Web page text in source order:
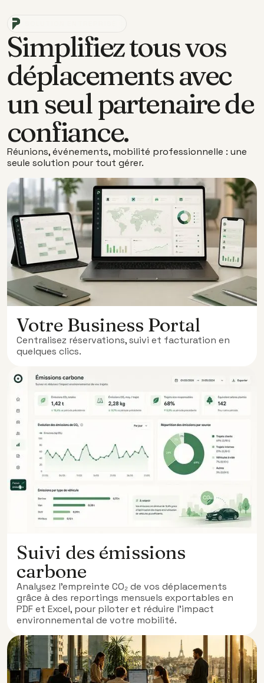
Simplifiez tous vos
déplacements avec
un seul partenaire de
confiance.
Réunions, événements, mobilité professionnelle : une
seule solution pour tout gérer.
Votre Business Portal
Centralisez réservations, suivi et facturation en
quelques clics.
Suivi des émissions
carbone
Analysez l’empreinte CO₂ de vos déplacements
grâce à des reportings mensuels exportables en
PDF et Excel, pour piloter et réduire l’impact
environnemental de votre mobilité.